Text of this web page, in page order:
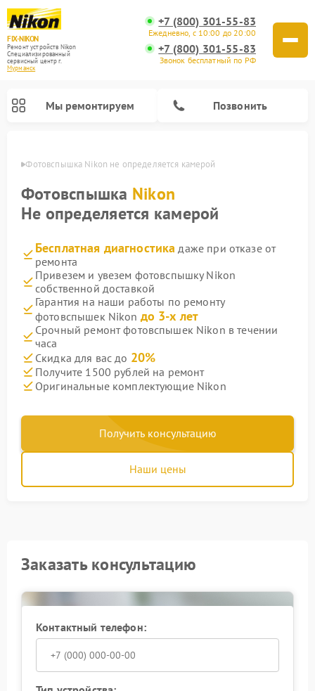
FIX-NIKON
Ремонт устройств Nikon
Специализированный
cервисный центр г.
Мурманск
+7 (800) 301-55-83
Ежедневно, с 10:00 до 20:00
+7 (800) 301-55-83
Звонок бесплатный по РФ
Мы ремонтируем Позвонить
Фотовспышка Nikon не определяется камерой
Фотовспышка Nikon
Не определяется камерой
Бесплатная диагностика даже при отказе от
ремонта
Привезем и увезем фотовспышку Nikon
собственной доставкой
Гарантия на наши работы по ремонту
фотовспышек Nikon до 3-х лет
Срочный ремонт фотовспышек Nikon в течении
часа
Скидка для вас до 20%
Получите 1500 рублей на ремонт
Оригинальные комплектующие Nikon
Получить консультацию
Наши цены
Заказать консультацию
Контактный телефон: